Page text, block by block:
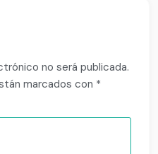
no será publicada.
marcados con *